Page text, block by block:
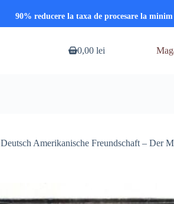
90% reducere la taxa de procesare la
Coș0,00 lei
Deutsch Amerikanische Freundschaft –